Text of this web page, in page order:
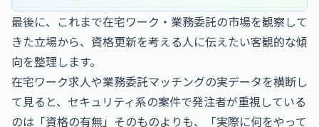
最後に、これまで在宅ワーク・業務委託の市場を観察して
きた立場から、資格更新を考える人に伝えたい客観的な傾
向を整理します。
在宅ワーク求人や業務委託マッチングの実データを横断し
て見ると、セキュリティ系の案件で発注者が重視している
のは「資格の有無」そのものよりも、「実際に何をやって